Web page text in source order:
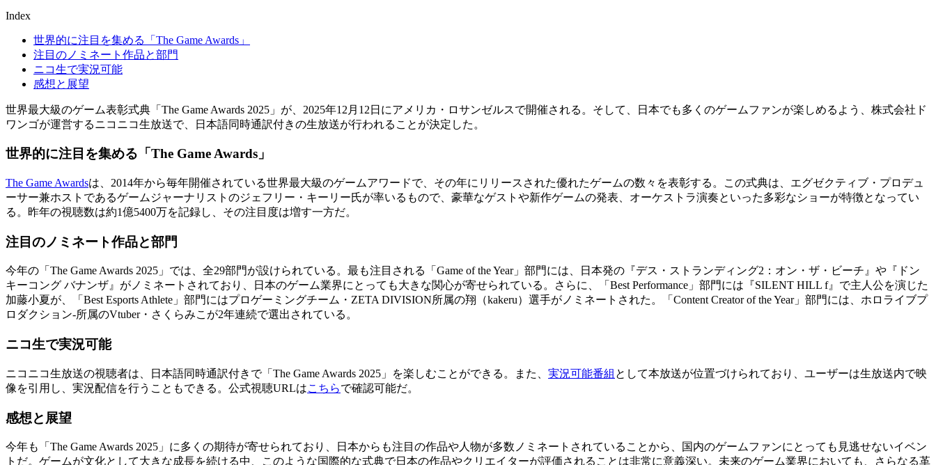
Index
世界的に注目を集める「The Game Awards」
注目のノミネート作品と部門
ニコ生で実況可能
感想と展望
世界最大級のゲーム表彰式典「The Game Awards 2025」が、2025年12月12日にアメリカ・ロサンゼルスで開催される。そして、日本でも多くのゲームファンが楽しめるよう、株式会社ド
ワンゴが運営するニコニコ生放送で、日本語同時通訳付きの生放送が行われることが決定した。
世界的に注目を集める「The Game Awards」
The Game Awardsは、2014年から毎年開催されている世界最大級のゲームアワードで、その年にリリースされた優れたゲームの数々を表彰する。この式典は、エグゼクティブ・プロデュ
ーサー兼ホストであるゲームジャーナリストのジェフリー・キーリー氏が率いるもので、豪華なゲストや新作ゲームの発表、オーケストラ演奏といった多彩なショーが特徴となってい
る。昨年の視聴数は約1億5400万を記録し、その注目度は増す一方だ。
注目のノミネート作品と部門
今年の「The Game Awards 2025」では、全29部門が設けられている。最も注目される「Game of the Year」部門には、日本発の『デス・ストランディング2：オン・ザ・ビーチ』や『ドン
キーコング バナンザ』がノミネートされており、日本のゲーム業界にとっても大きな関心が寄せられている。さらに、「Best Performance」部門には『SILENT HILL f』で主人公を演じた
加藤小夏が、「Best Esports Athlete」部門にはプロゲーミングチーム・ZETA DIVISION所属の翔（kakeru）選手がノミネートされた。「Content Creator of the Year」部門には、ホロライブプ
ロダクション-所属のVtuber・さくらみこが2年連続で選出されている。
ニコ生で実況可能
ニコニコ生放送の視聴者は、日本語同時通訳付きで「The Game Awards 2025」を楽しむことができる。また、 実況可能番組 として本放送が位置づけられており、ユーザーは生放送内で映
像を引用し、実況配信を行うこともできる。公式視聴URLはこちらで確認可能だ。
感想と展望
今年も「The Game Awards 2025」に多くの期待が寄せられており、日本からも注目の作品や人物が多数ノミネートされていることから、国内のゲームファンにとっても見逃せないイベン
トだ。ゲームが文化として大きな成長を続ける中、このような国際的な式典で日本の作品やクリエイターが評価されることは非常に意義深い。未来のゲーム業界においても、さらなる革